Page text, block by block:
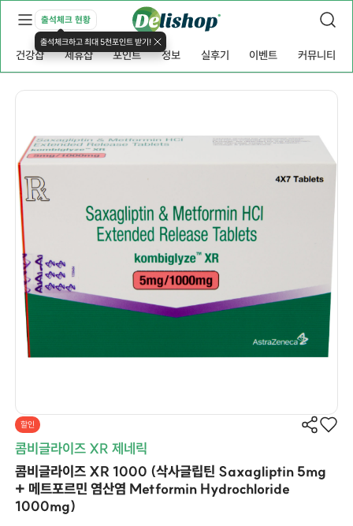
출석체크 현황
출석체크하고 최대 5천포인트 받기!
건강샵 제휴샵 포인트 정보 실후기 이벤트 커뮤니티
할인
콤비글라이즈 XR 제네릭
콤비글라이즈 XR 1000 (삭사글립틴 Saxagliptin 5mg
+ 메트포르민 염산염 Metformin Hydrochloride
1000mg)